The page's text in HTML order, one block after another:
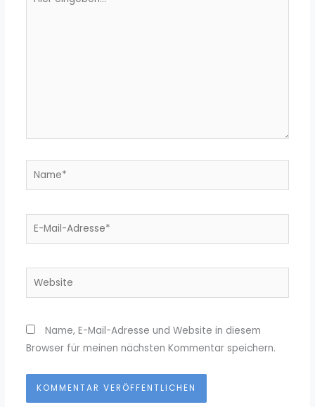
eingeben…
Name*
E-
Mail-
Website
Name, E-Mail-Adresse und Website in diesem
Browser für meinen nächsten Kommentar speichern.